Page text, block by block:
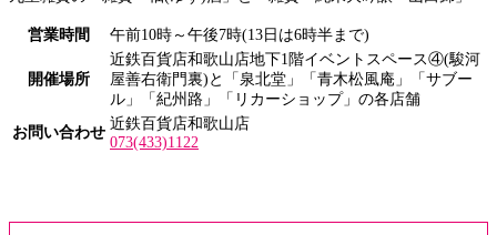
営業時間 午前10時～午後7時(13日は6時半まで)
開催場所
近鉄百貨店和歌山店地下1階イベントスペース④(駿河
屋善右衛門裏)と「泉北堂」「青木松風庵」「サブー
ル」「紀州路」「リカーショップ」の各店舗
お問い合わせ
近鉄百貨店和歌山店
073(433)1122